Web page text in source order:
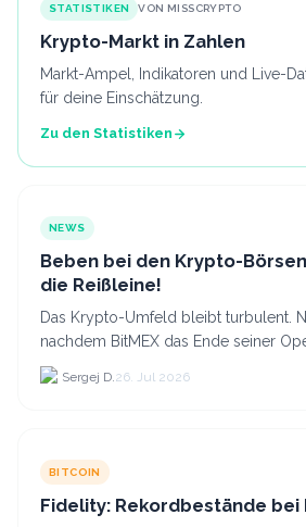
STATISTIKEN VON MISSCRYPTO
Krypto-Markt in Zahlen
Markt-Ampel, Indikatoren und Live-
für deine Einschätzung.
Zu den Statistiken
NEWS
Beben bei den Krypto-
die Reißleine!
Das Krypto-Umfeld bleibt turbulent.
nachdem BitMEX das Ende seiner
September 2026 bekannt gegeben
nächste gr...
Sergej D.26. Jul 2026
BITCOIN
Fidelity: Rekordbestände